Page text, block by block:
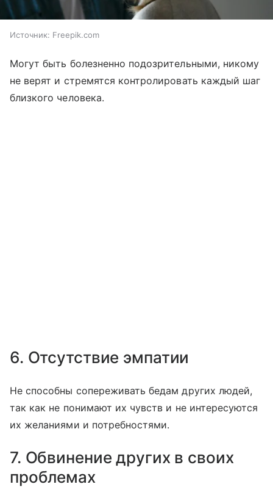
Источник: Freepik.com
Могут быть болезненно подозрительными, никому
не верят и стремятся контролировать каждый шаг
близкого человека.
6. Отсутствие эмпатии
Не способны сопереживать бедам других людей,
так как не понимают их чувств и не интересуются
их желаниями и потребностями.
7. Обвинение других в своих
проблемах